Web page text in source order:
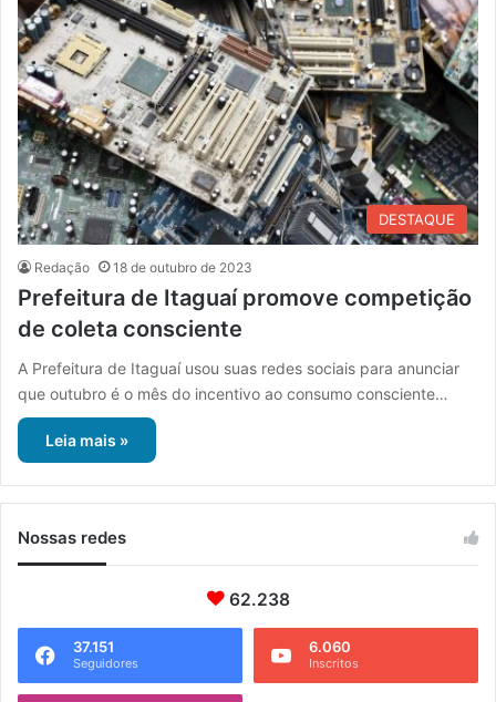
DESTAQUE
Redação 18 de outubro de 2023
Prefeitura de Itaguaí promove competição
de coleta consciente
A Prefeitura de Itaguaí usou suas redes sociais para anunciar
que outubro é o mês do incentivo ao consumo consciente…
Leia mais »
Nossas redes
62.238
37.151
Seguidores
6.060
Inscritos